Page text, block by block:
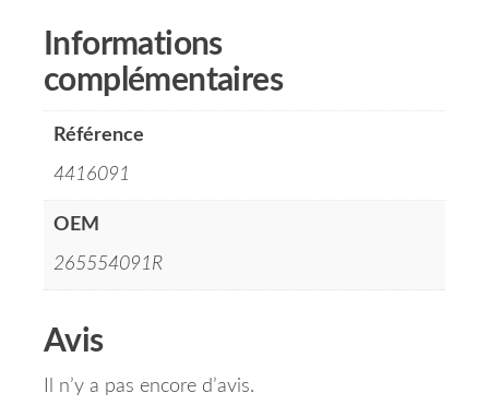
Informations
complémentaires
Référence
4416091
OEM
265554091R
Avis
Il n’y a pas encore d’avis.